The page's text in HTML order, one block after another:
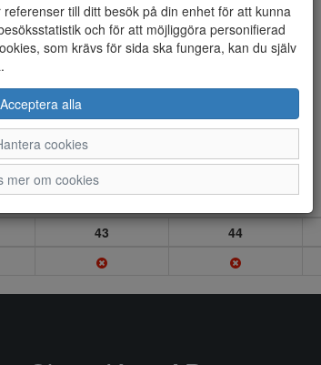
43 44
till ditt besök på din enhet för att kunna
och för att möjliggöra personifierad
som krävs för sida ska fungera, kan du själv
Acceptera alla
cookies
mer om cookies